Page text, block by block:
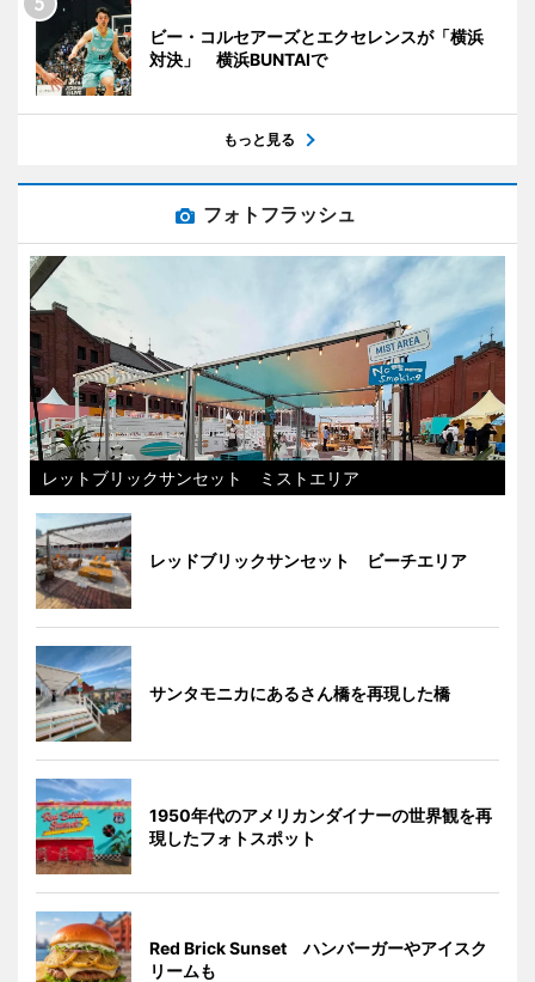
ビー・コルセアーズとエクセレンスが「横浜
対決」 横浜BUNTAIで
もっと見る
フォトフラッシュ
レットブリックサンセット ミストエリア
レッドブリックサンセット ビーチエリア
サンタモニカにあるさん橋を再現した橋
1950年代のアメリカンダイナーの世界観を再
現したフォトスポット
Red Brick Sunset ハンバーガーやアイスク
リームも